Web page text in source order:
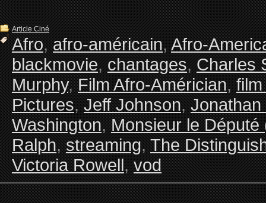
Article Ciné
Afro,afro-américain,Afro-
blackmovie,chantages,Charles
Murphy,Film Afro-Américian,
Pictures,Jeff Johnson,Jonathan
Washington,Monsieur le Député
Ralph,streaming,The
Victoria Rowell,vod